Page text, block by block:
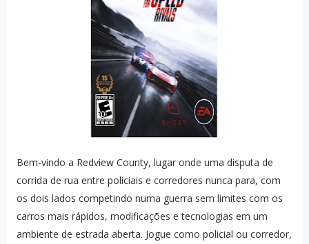
Bem-vindo a Redview County, lugar onde uma disputa de
corrida de rua entre policiais e corredores nunca para, com
os dois lados competindo numa guerra sem limites com os
carros mais rápidos, modificações e tecnologias em um
ambiente de estrada aberta. Jogue como policial ou corredor,